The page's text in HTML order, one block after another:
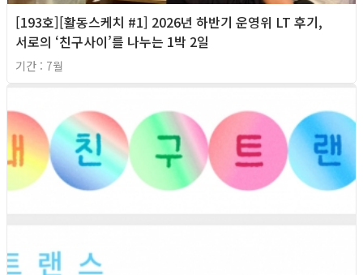
[193호][활동스케치 #1] 2026년 하반기 운영위 LT 후기,
서로의 ‘친구사이’를 나누는 1박 2일
기간 : 7월